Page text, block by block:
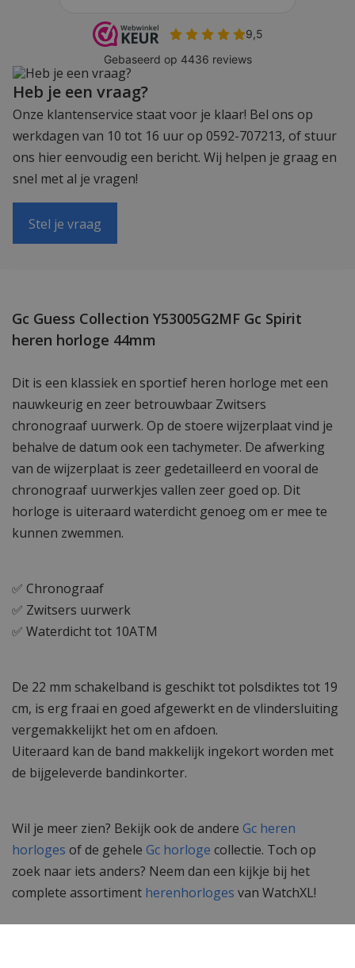
Heb je een vraag?
Onze klantenservice staat voor je klaar! Bel ons op
werkdagen van 10 tot 16 uur op 0592-707213, of stuur
ons hier eenvoudig een bericht. Wij helpen je graag en
snel met al je vragen!
Stel je vraag
Gc Guess Collection Y53005G2MF Gc Spirit
heren horloge 44mm
Dit is een klassiek en sportief heren horloge met een
nauwkeurig en zeer betrouwbaar Zwitsers
chronograaf uurwerk. Op de stoere wijzerplaat vind je
behalve de datum ook een tachymeter. De afwerking
van de wijzerplaat is zeer gedetailleerd en vooral de
chronograaf uurwerkjes vallen zeer goed op. Dit
horloge is uiteraard waterdicht genoeg om er mee te
kunnen zwemmen.
✅ Chronograaf
✅ Zwitsers uurwerk
✅ Waterdicht tot 10ATM
De 22 mm schakelband is geschikt tot polsdiktes tot 19
cm, is erg fraai en goed afgewerkt en de vlindersluiting
vergemakkelijkt het om en afdoen.
Uiteraard kan de band makkelijk ingekort worden met
de bijgeleverde bandinkorter.
Wil je meer zien? Bekijk ook de andere Gc heren
horloges of de gehele Gc horloge collectie. Toch op
zoek naar iets anders? Neem dan een kijkje bij het
complete assortiment herenhorloges van WatchXL!